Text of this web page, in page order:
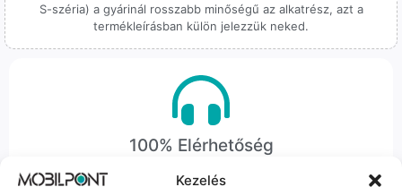
Kezelés
S-széria) a gyárinál rosszabb minőségű az alkatrész, azt a
termékleírásban külön jelezzük neked.
100% Elérhetőség
Sok éve a szegedi piac meghatározó szereplői vagyunk.